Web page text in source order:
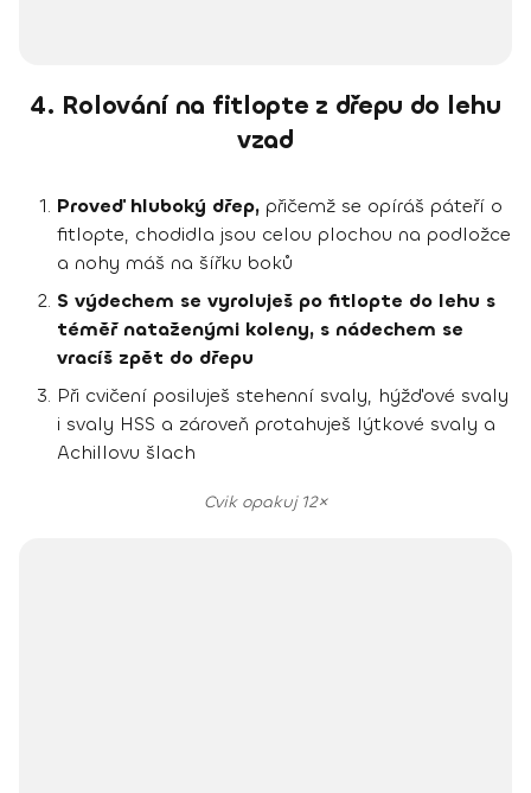
4. Rolování na fitlopte z dřepu do lehu
vzad
Proveď hluboký dřep, přičemž se opíráš páteří o
fitlopte, chodidla jsou celou plochou na podložce
a nohy máš na šířku boků
S výdechem se vyroluješ po fitlopte do lehu s
téměř nataženými koleny, s nádechem se
vracíš zpět do dřepu
Při cvičení posiluješ stehenní svaly, hýžďové svaly
i svaly HSS a zároveň protahuješ lýtkové svaly a
Achillovu šlach
Cvik opakuj 12×